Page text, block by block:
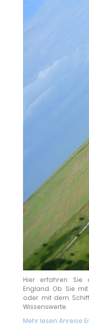
Hier erfahren Sie
England. Ob Sie
oder mit dem
Wissenswerte.
Mehr lesen:Anreise